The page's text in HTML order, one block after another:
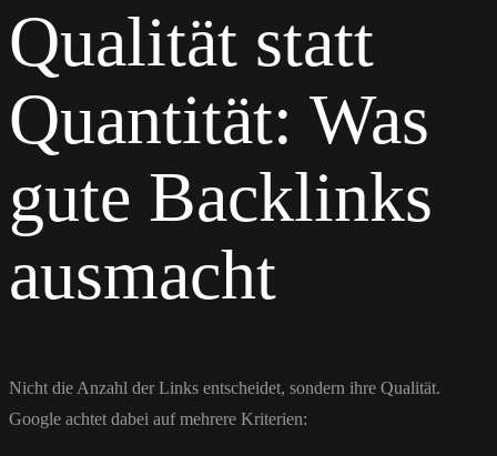
Qualität statt
Quantität: Was
gute Backlinks
ausmacht
Nicht die Anzahl der Links entscheidet, sondern ihre Qualität.
Google achtet dabei auf mehrere Kriterien: